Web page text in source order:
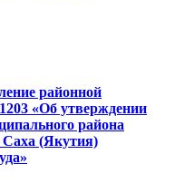
районной
«Об утверждении
района
Саха (Якутия)